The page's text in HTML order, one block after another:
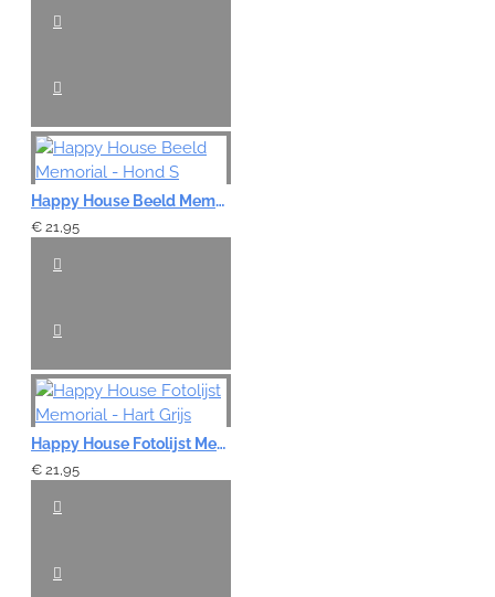
Happy House Beeld Memorial - Hond S
€ 21,95
Happy House Fotolijst Memorial - Hart Grijs
€ 21,95